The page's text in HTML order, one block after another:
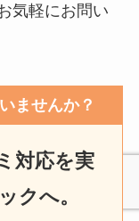
気軽にお問い
ませんか？
対応を実
クへ。